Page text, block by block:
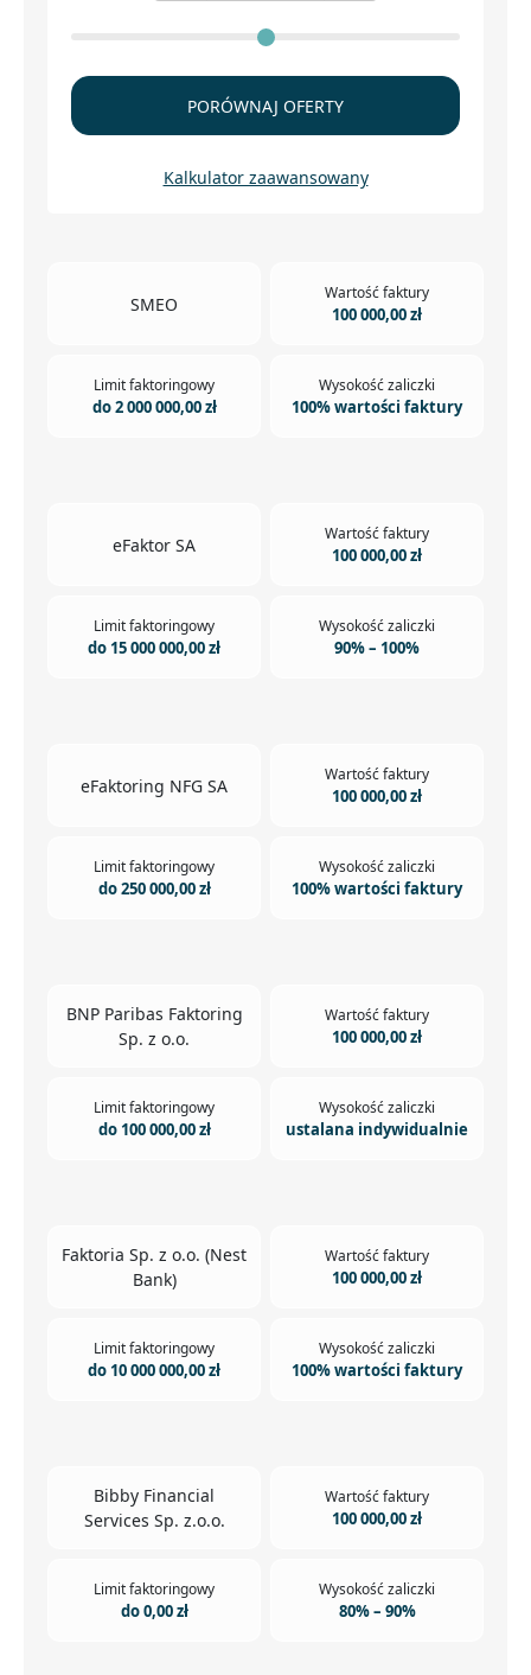
PORÓWNAJ OFERTY
Kalkulator zaawansowany
SMEO
Wartość faktury
100 000,00 zł
Limit faktoringowy
do 2 000 000,00 zł
Wysokość zaliczki
100% wartości faktury
eFaktor SA
Wartość faktury
100 000,00 zł
Limit faktoringowy
do 15 000 000,00 zł
Wysokość zaliczki
90% – 100%
eFaktoring NFG SA
Wartość faktury
100 000,00 zł
Limit faktoringowy
do 250 000,00 zł
Wysokość zaliczki
100% wartości faktury
BNP Paribas Faktoring
Sp. z o.o.
Wartość faktury
100 000,00 zł
Limit faktoringowy
do 100 000,00 zł
Wysokość zaliczki
ustalana indywidualnie
Faktoria Sp. z o.o. (Nest
Bank)
Wartość faktury
100 000,00 zł
Limit faktoringowy
do 10 000 000,00 zł
Wysokość zaliczki
100% wartości faktury
Bibby Financial
Services Sp. z.o.o.
Wartość faktury
100 000,00 zł
Limit faktoringowy
do 0,00 zł
Wysokość zaliczki
80% – 90%